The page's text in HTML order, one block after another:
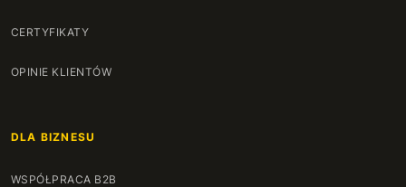
CERTYFIKATY
OPINIE KLIENTÓW
DLA BIZNESU
WSPÓŁPRACA B2B